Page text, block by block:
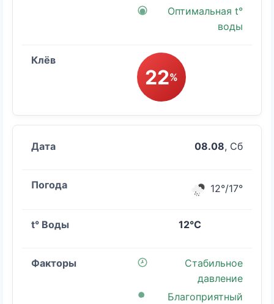
Оптимальная t°
воды
22%
08.08, Сб
12°/17°
12°C
Стабильное
давление
Благоприятный